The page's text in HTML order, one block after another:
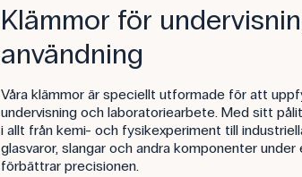
Klämmor för
användning
Våra klämmor är speciellt utformade för att
undervisning och laboratoriearbete. Med sitt
i allt från kemi- och fysikexperiment till
glasvaror, slangar och andra komponenter
förbättrar precisionen.